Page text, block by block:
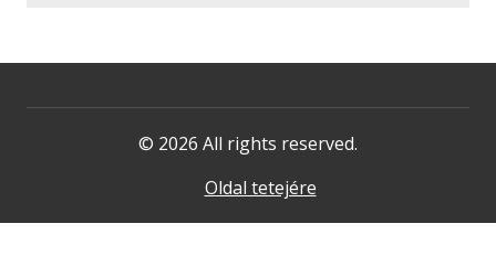
© 2026 All rights reserved.
Oldal tetejére